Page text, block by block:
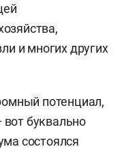
и многих других
потенциал,
буквально
состоялся